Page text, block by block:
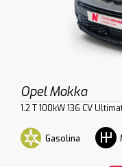
Opel Mokka
1.2 T 100kW 136 CV
Gasolina